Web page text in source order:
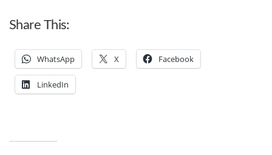
Share This:
WhatsApp X Facebook
LinkedIn